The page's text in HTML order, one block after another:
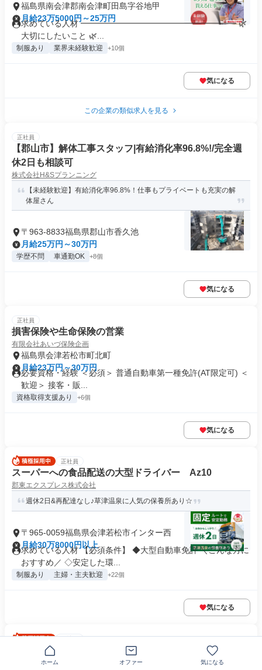
福島県南会津郡南会津町田島字谷地甲
月給23万5000円～25万円
求めている人材 ━━━━━━━━━━━━━━━━━━━ 🌿
大切にしたいこと 🌿...
制服あり 業界未経験歓迎 +10個
気になる
この企業の類似求人を見る
正社員
【郡山市】解体工事スタッフ|有給消化率96.8%!/完全週
休2日も相談可
株式会社H&Sプランニング
【未経験歓迎】有給消化率96.8%！仕事もプライベートも充実の解
体屋さん
〒963-8833福島県郡山市香久池
月給25万円～30万円
学歴不問 車通勤OK +8個
気になる
正社員
損害保険や生命保険の営業
有限会社あいづ保険企画
福島県会津若松市町北町
月給23万円～30万円
必要資格・経験 ＜必須＞ 普通自動車第一種免許(AT限定可) ＜
歓迎＞ 接客・販...
資格取得支援あり +6個
気になる
正社員
スーパーへの食品配送の大型ドライバー Az10
郡東エクスプレス株式会社
週休2日&再配達なし♪草津温泉に人気の保養所あり☆
〒965-0059福島県会津若松市インター西
月給30万8000円以上
求めている人材 【必須条件】 ◆大型自動車免許 ＼こんな方に
おすすめ／ ◇安定した環...
制服あり 主婦・主夫歓迎 +22個
気になる
正社員
スーパーへの食品配送の大型ドライバー Az12
郡東エクスプレス株式会社
ホーム オファー 気になる